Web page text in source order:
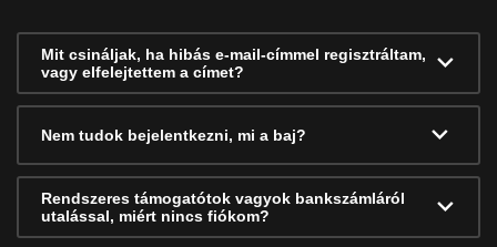
Mit csináljak, ha hibás e-mail-címmel regisztráltam,
vagy elfelejtettem a címet?
Nem tudok bejelentkezni, mi a baj?
Rendszeres támogatótok vagyok bankszámláról
utalással, miért nincs fiókom?